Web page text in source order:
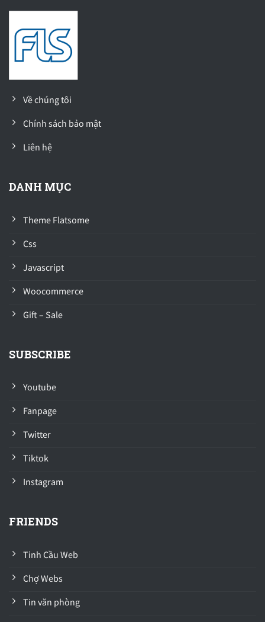
Về chúng tôi
Chính sách bảo mật
Liên hệ
DANH MỤC
Theme Flatsome
Css
Javascript
Woocommerce
Gift – Sale
SUBSCRIBE
Youtube
Fanpage
Twitter
Tiktok
Instagram
FRIENDS
Tinh Cầu Web
Chợ Webs
Tin văn phòng